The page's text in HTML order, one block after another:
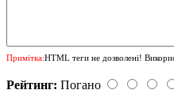
Примітка:HTML теги не дозволені!
Рейтинг: Погано